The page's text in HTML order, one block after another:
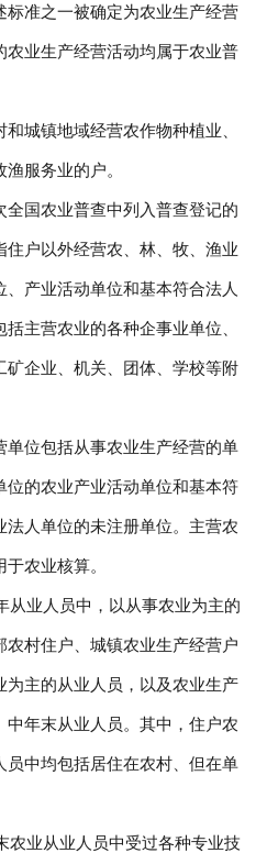
准之一被确定为农业生产经营
业生产经营活动均属于农业普
镇地域经营农作物种植业、
服务业的户。
国农业普查中列入普查登记的
户以外经营农、林、牧、渔业
产业活动单位和基本符合法人
主营农业的各种企事业单位、
企业、机关、团体、学校等附
位包括从事农业生产经营的单
位的农业产业活动单位和基本符
人单位的未注册单位。主营农
农业核算。
业人员中，以从事农业为主的
农村住户、城镇农业生产经营户
为主的从业人员，以及农业生产
年末从业人员。其中，住户农
员中均包括居住在农村、但在单
业从业人员中受过各种专业技